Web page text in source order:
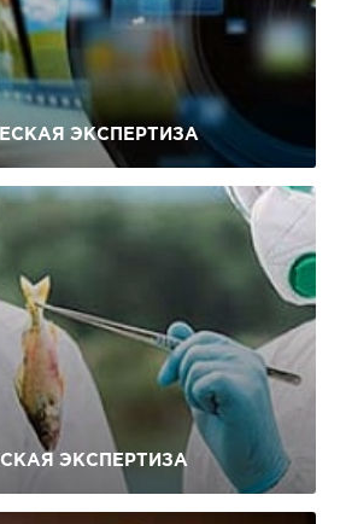
ЭКСПЕРТИЗА
ЭКСПЕРТИЗА